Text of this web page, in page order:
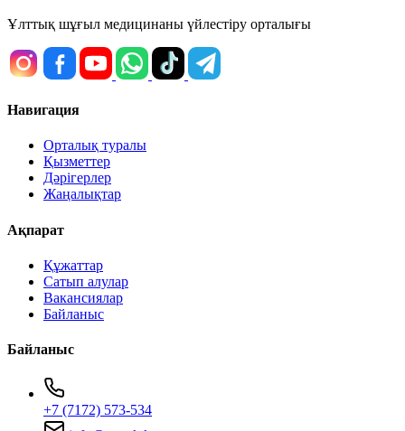
Ұлттық шұғыл медицинаны үйлестіру орталығы
Навигация
Орталық туралы
Қызметтер
Дәрігерлер
Жаңалықтар
Ақпарат
Құжаттар
Сатып алулар
Вакансиялар
Байланыс
Байланыс
+7 (7172) 573-534